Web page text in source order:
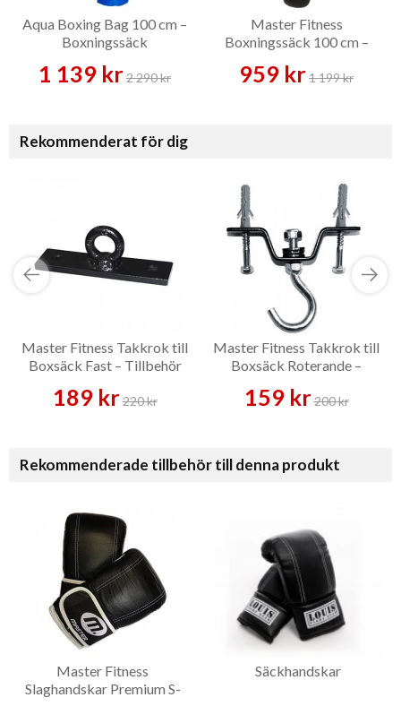
Aqua Boxing Bag 100 cm –
Boxningssäck
1 139 kr2 290 kr
Master Fitness
Boxningssäck 100 cm –
959 kr1 199 kr
Rekommenderat för dig
Master Fitness Takkrok till
Boxsäck Fast – Tillbehör
189 kr220 kr
Master Fitness Takkrok till
Boxsäck Roterande –
159 kr200 kr
Rekommenderade tillbehör till denna produkt
Master Fitness
Slaghandskar Premium S-
Säckhandskar